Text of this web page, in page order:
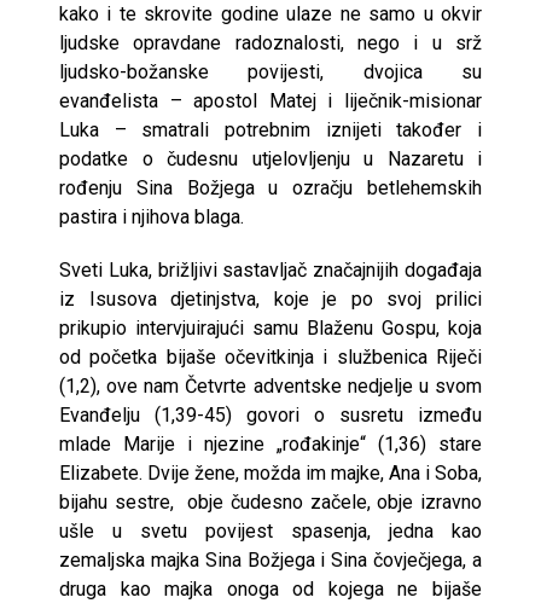
kako i te skrovite godine ulaze ne samo u okvir
ljudske opravdane radoznalosti, nego i u srž
ljudsko-božanske povijesti, dvojica su
evanđelista – apostol Matej i liječnik-misionar
Luka – smatrali potrebnim iznijeti također i
podatke o čudesnu utjelovljenju u Nazaretu i
rođenju Sina Božjega u ozračju betlehemskih
pastira i njihova blaga.
Sveti Luka, brižljivi sastavljač značajnijih događaja
iz Isusova djetinjstva, koje je po svoj prilici
prikupio intervjuirajući samu Blaženu Gospu, koja
od početka bijaše očevitkinja i službenica Riječi
(1,2), ove nam Četvrte adventske nedjelje u svom
Evanđelju (1,39-45) govori o susretu između
mlade Marije i njezine „rođakinje“ (1,36) stare
Elizabete. Dvije žene, možda im majke, Ana i Soba,
bijahu sestre, obje čudesno začele, obje izravno
ušle u svetu povijest spasenja, jedna kao
zemaljska majka Sina Božjega i Sina čovječjega, a
druga kao majka onoga od kojega ne bijaše